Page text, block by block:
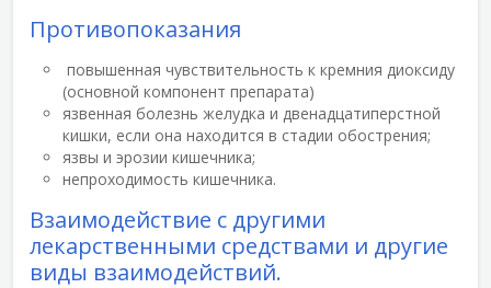
Противопоказания
повышенная чувствительность к кремния диоксиду
(основной компонент препарата)
язвенная болезнь желудка и двенадцатиперстной
кишки, если она находится в стадии обострения;
язвы и эрозии кишечника;
непроходимость кишечника.
Взаимодействие с другими
лекарственными средствами и другие
виды взаимодействий.